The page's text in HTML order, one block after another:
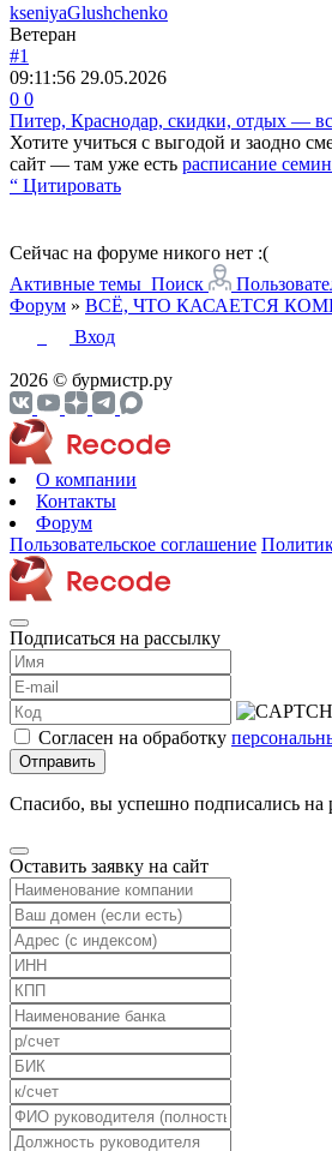
kseniyaGlushchenko
Ветеран
#1
09:11:56 29.05.2026
0 0
Питер, Краснодар, скидки, отдых —
Хотите учиться с выгодой и заодно
сайт — там уже есть расписание
“ Цитировать
Сейчас на форуме никого нет :(
Активные темы Поиск
Форум » ВСЁ, ЧТО КАСАЕТСЯ
Вход
2026 © бурмистр.ру
О компании
Контакты
Форум
Пользовательское соглашение
Подписаться на рассылку
Согласен на обработку
Отправить
Спасибо, вы успешно подписались на
Оставить заявку на сайт